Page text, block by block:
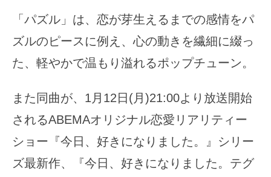
「パズル」は、恋が芽生えるまでの感情をパ
ズルのピースに例え、心の動きを繊細に綴っ
た、軽やかで温もり溢れるポップチューン。
また同曲が、1月12日(月)21:00より放送開始
されるABEMAオリジナル恋愛リアリティー
ショー『今日、好きになりました。』シリー
ズ最新作、『今日、好きになりました。テグ